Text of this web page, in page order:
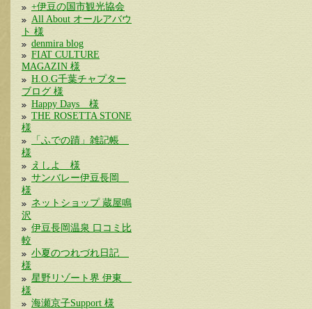
+伊豆の国市観光協会
All About オールアバウ
ト 様
denmira blog
FIAT CULTURE
MAGAZIN 様
H.O.G千葉チャプター
ブログ 様
Happy Days 様
THE ROSETTA STONE
様
「ふでの蹟」雑記帳
様
えしよ 様
サンバレー伊豆長岡
様
ネットショップ 蔵屋鳴
沢
伊豆長岡温泉 口コミ比
較
小夏のつれづれ日記
様
星野リゾート界 伊東
様
海瀬京子Support 様